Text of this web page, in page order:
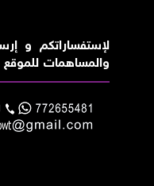
لإستفساراتكم و إرسال
والمساهمات للموقع